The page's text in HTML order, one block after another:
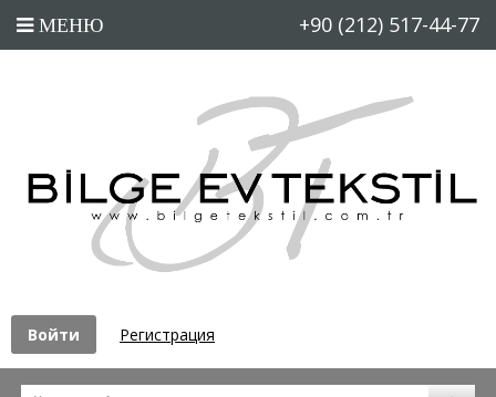
+90 (212) 517-44-77
Войти Регистрация